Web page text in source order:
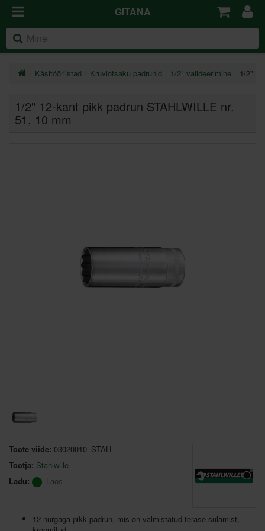
GITANA
Käsitööriistad Kruviotsaku padrunid 1/2" valideerimine 1/2"
1/2" 12-kant pikk padrun STAHLWILLE nr.
51 , 10 mm
Toote viide: 03020010_STAH
Tootja: Stahlwille
Ladu:
Laos
12 nurgaga pikk padrun, mis on valmistatud terase sulamist,